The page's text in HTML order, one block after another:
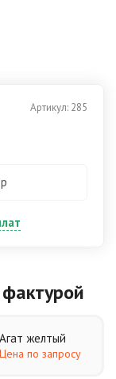
Артикул: 285
Агат желтый
Цена по запросу